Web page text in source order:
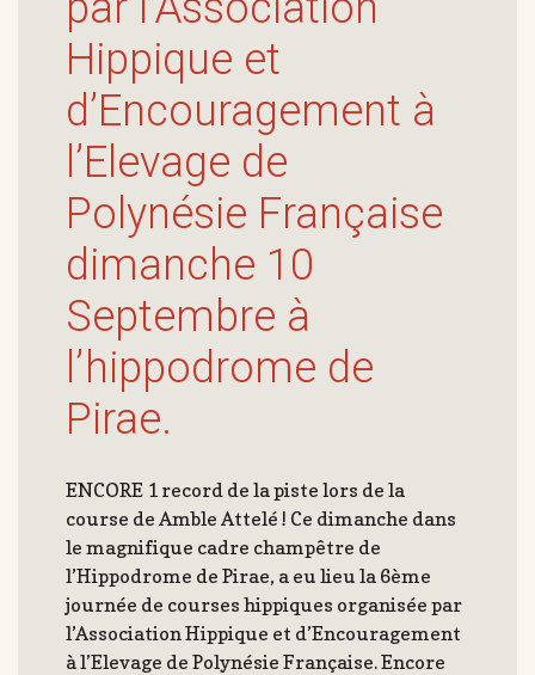
Hippique et
d’Encouragement à
l’Elevage de
Polynésie Française
dimanche 10
Septembre à
l’hippodrome de
Pirae.
ENCORE 1 record de la piste lors de la
course de Amble Attelé ! Ce dimanche dans
le magnifique cadre champêtre de
l’Hippodrome de Pirae, a eu lieu la 6ème
journée de courses hippiques organisée par
l’Association Hippique et d’Encouragement
à l’Elevage de Polynésie Française. Encore